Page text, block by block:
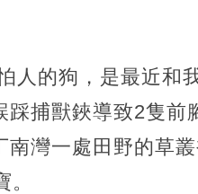
人的狗，是最近和
捕獸鋏導致2隻前
灣一處田野的草